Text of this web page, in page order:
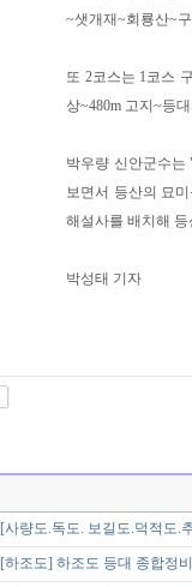
~샛개재~회룡산~
또 2코스는 1코스
상~480m 고지~등
박우량 신안군수
보면서 등산의 묘
해설사를 배치해
박성태 기자
[사량도.독도. 보길도.덕적도.
[하조도] 하조도 등대 종합정